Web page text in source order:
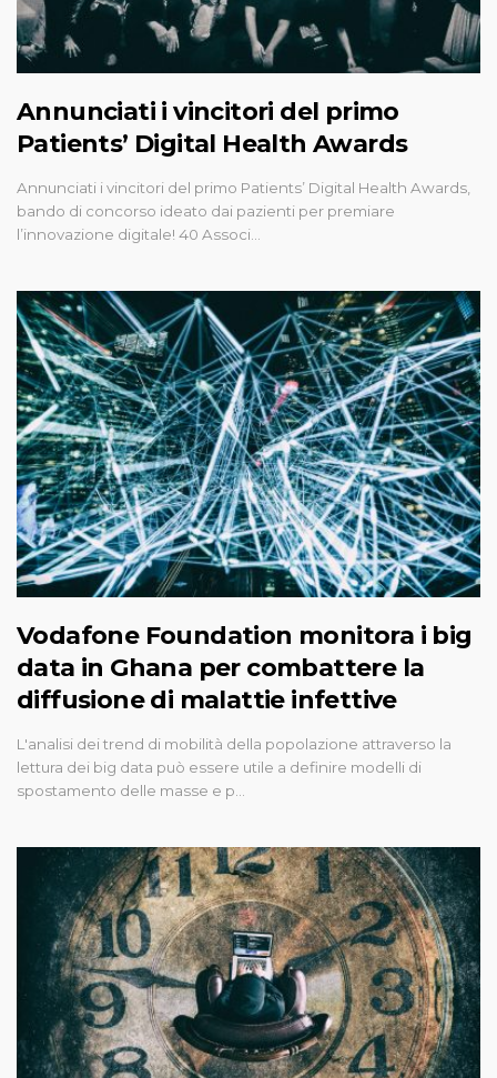
Annunciati i vincitori del primo
Patients’ Digital Health Awards
Annunciati i vincitori del primo Patients’ Digital Health Awards,
bando di concorso ideato dai pazienti per premiare
l’innovazione digitale! 40 Associ…
Vodafone Foundation monitora i big
data in Ghana per combattere la
diffusione di malattie infettive
L'analisi dei trend di mobilità della popolazione attraverso la
lettura dei big data può essere utile a definire modelli di
spostamento delle masse e p…